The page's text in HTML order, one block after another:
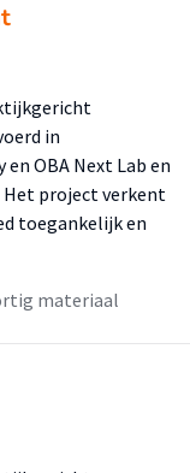
in
OBA Next Lab en
Het project verkent
toegankelijk en
materiaal